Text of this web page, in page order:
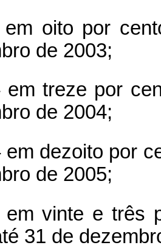
oito por
de 2003;
em treze por
de 2004;
em dezoito por
de 2005;
vinte e três
31 de